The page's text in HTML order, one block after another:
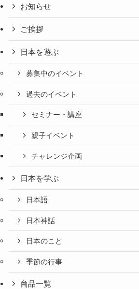
お知らせ
ご挨拶
日本を遊ぶ
募集中のイベント
過去のイベント
セミナー・講座
親子イベント
チャレンジ企画
日本を学ぶ
日本語
日本神話
日本のこと
季節の行事
商品一覧